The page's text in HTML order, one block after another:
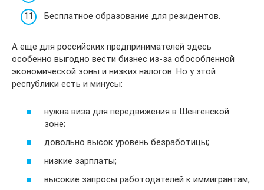
Бесплатное образование для резидентов.
А еще для российских предпринимателей здесь
особенно выгодно вести бизнес из-за обособленной
экономической зоны и низких налогов. Но у этой
республики есть и минусы:
нужна виза для передвижения в Шенгенской
зоне;
довольно высок уровень безработицы;
низкие зарплаты;
высокие запросы работодателей к иммигрантам;